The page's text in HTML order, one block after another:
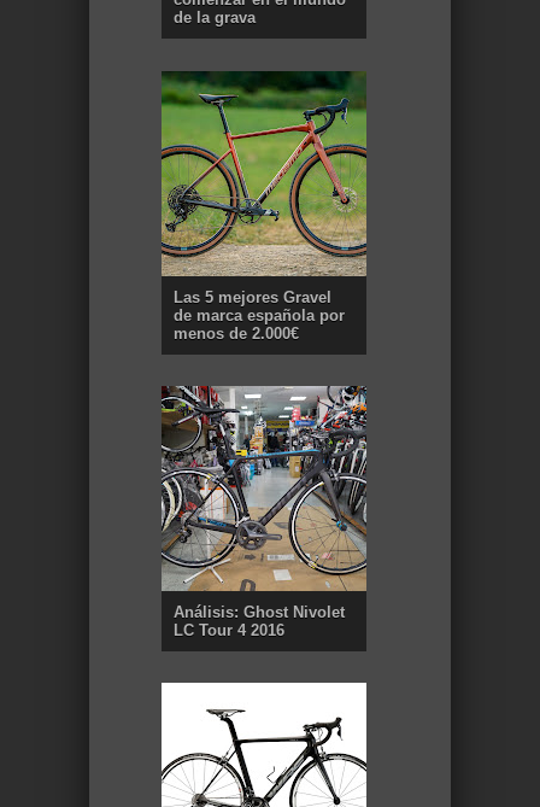
de la grava
Las 5 mejores Gravel
de marca española por
menos de 2.000€
Análisis: Ghost Nivolet
LC Tour 4 2016